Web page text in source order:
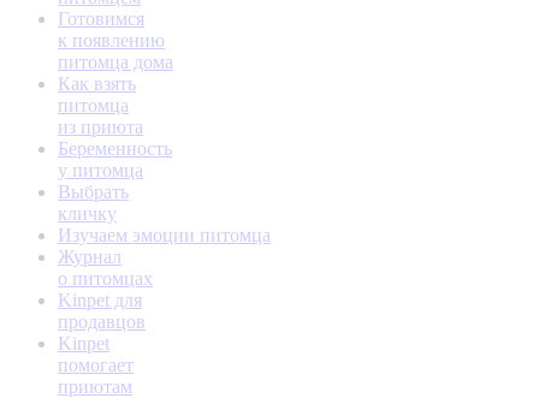
Готовимся
к появлению
питомца дома
Как взять
питомца
из приюта
Беременность
у питомца
Выбрать
кличку
Изучаем эмоции питомца
Журнал
о питомцах
Kinpet для
продавцов
Kinpet
помогает
приютам